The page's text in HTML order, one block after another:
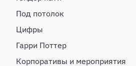
Под потолок
Цифры
Гарри Поттер
Корпоративы и мероприятия